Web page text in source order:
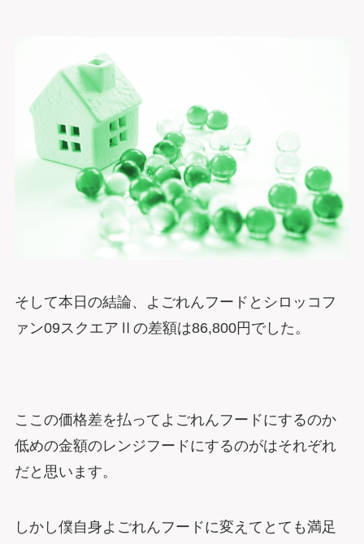
そして本日の結論、よごれんフードとシロッコフ
ァン09スクエアⅡの差額は86,800円でした。
ここの価格差を払ってよごれんフードにするのか
低めの金額のレンジフードにするのがはそれぞれ
だと思います。
しかし僕自身よごれんフードに変えてとても満足